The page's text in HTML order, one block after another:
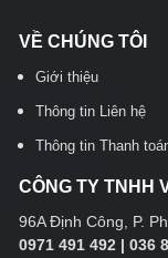
VỀ CHÚNG TÔI
Giới thiệu
Thông tin Liên hệ
Thông tin Thanh
CÔNG TY TNHH
96A Định Công, P.
0971 491 492 | 036